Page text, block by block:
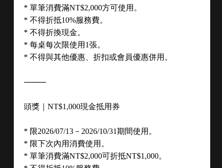
傳真：06-2894175
prty222@yahoo.com.tw
北安旗艦店
台南市北區北安路一段161號
北安旗艦店A2館宴會廳
台南市北區育成路106號2樓
專用停車場
* 單筆消費滿NT$2,000方可使用。
* 不得折抵10%服務費。
* 不得折換現金。
* 每桌每次限使用1張。
* 不得與其他優惠、折扣或會員優惠併用。
⸻
頭獎｜NT$1,000現金抵用券
* 限2026/07/13－2026/10/31期間使用。
* 限下次內用消費使用。
* 單筆消費滿NT$2,000可折抵NT$1,000。